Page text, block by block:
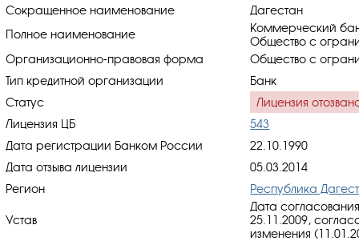
Сокращенное наименование
Дагестан
Полное наименование
Коммерческий
Общество с
Организационно-правовая форма
Общество с
Тип кредитной организации
Банк
Статус
Лицензия
Лицензия ЦБ
543
Дата регистрации Банком России
22.10.1990
Дата отзыва лицензии
05.03.2014
Регион
Республика
Устав
Дата
25.11.2009,
изменения